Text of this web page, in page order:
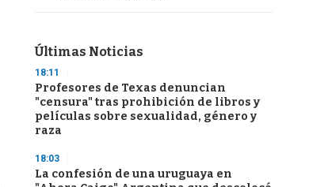
Últimas Noticias
18:11
Profesores de Texas denuncian
"censura" tras prohibición de libros y
películas sobre sexualidad, género y
raza
18:03
La confesión de una uruguaya en